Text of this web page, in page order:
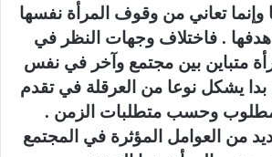
وإنما تعاني من وقوف المرأة نفسها
. فاختلاف وجهات النظر في
متباين بين مجتمع وآخر في نفس
بدا يشكل نوعا من العرقلة في تقدم
وحسب متطلبات الزمن .
من العوامل المؤثرة في المجتمع